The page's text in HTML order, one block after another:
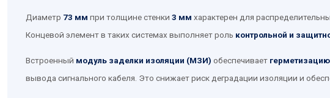
Диаметр 73 мм при толщине стенки 3 мм характерен для
Концевой элемент в таких системах выполняет роль контрольной и
Встроенный модуль заделки изоляции (МЗИ) обеспечивает
вывода сигнального кабеля. Это снижает риск деградации изоляции и